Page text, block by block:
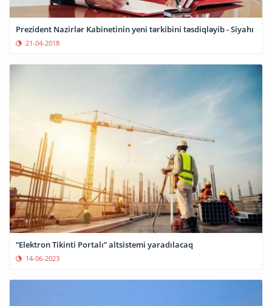
Prezident Nazirlər Kabinetinin yeni tərkibini təsdiqləyib - Siyahı
21-04-2018
“Elektron Tikinti Portalı” altsistemi yaradılacaq
14-06-2023